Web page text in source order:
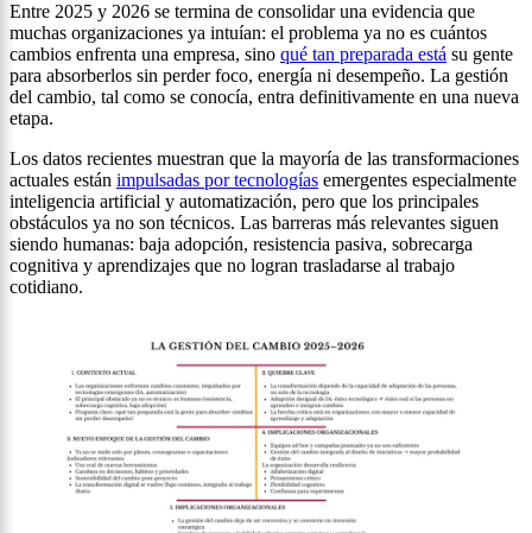
Entre 2025 y 2026 se termina de consolidar una evidencia que
muchas organizaciones ya intuían: el problema ya no es cuántos
cambios enfrenta una empresa, sino qué tan preparada está su gente
para absorberlos sin perder foco, energía ni desempeño. La gestión
del cambio, tal como se conocía, entra definitivamente en una nueva
etapa.
Los datos recientes muestran que la mayoría de las transformaciones
actuales están impulsadas por tecnologías emergentes especialmente
inteligencia artificial y automatización, pero que los principales
obstáculos ya no son técnicos. Las barreras más relevantes siguen
siendo humanas: baja adopción, resistencia pasiva, sobrecarga
cognitiva y aprendizajes que no logran trasladarse al trabajo
cotidiano.